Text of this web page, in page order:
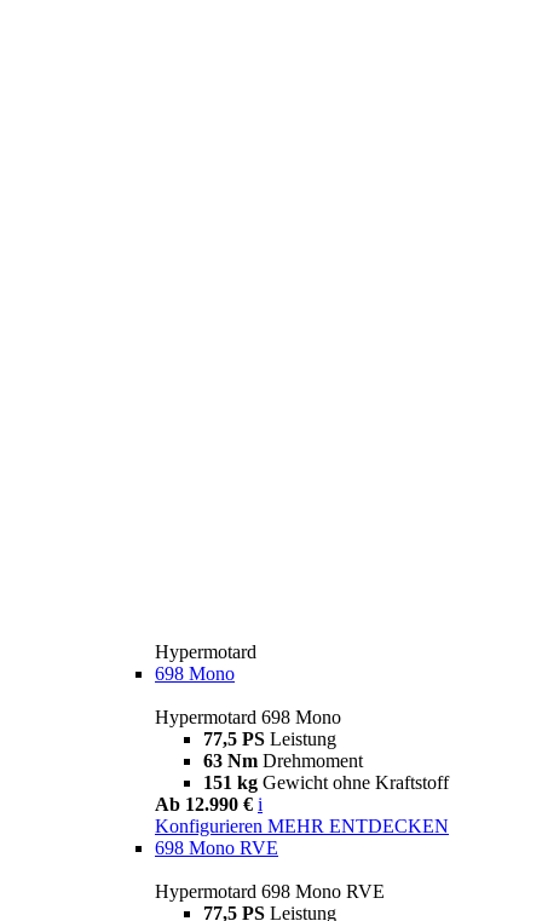
Hypermotard
698 Mono
Hypermotard 698 Mono
77,5 PS Leistung
63 Nm Drehmoment
151 kg Gewicht ohne Kraftstoff
Ab 12.990 € i
Konfigurieren MEHR ENTDECKEN
698 Mono RVE
Hypermotard 698 Mono RVE
77,5 PS Leistung